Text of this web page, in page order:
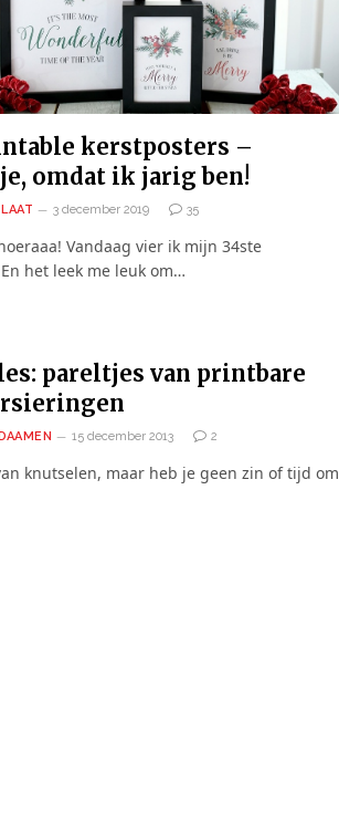
kerstposters –
omdat ik jarig ben!
3 december 2019 35
Vandaag vier ik mijn 34ste
het leek me leuk om…
pareltjes van printbare
15 december 2013 2
knutselen, maar heb je geen zin of tijd om